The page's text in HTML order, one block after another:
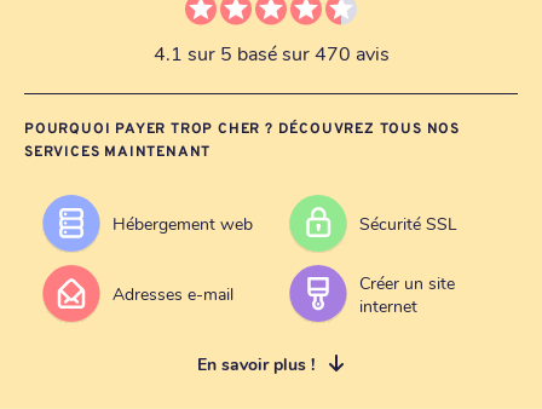
4.1 sur 5 basé sur 470 avis
POURQUOI PAYER TROP CHER ? DÉCOUVREZ TOUS NOS
SERVICES MAINTENANT
Hébergement web Sécurité SSL
Adresses e-mail
Créer un site
internet
En savoir plus !